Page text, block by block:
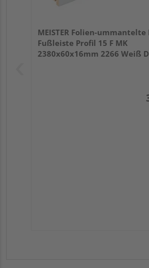
MEISTER Folien-ummantelte
Fußleiste Profil 15 F MK
2380x60x16mm 2266 Weiß